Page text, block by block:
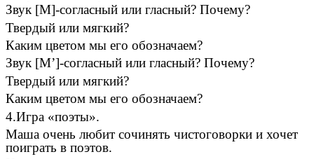
Звук [М]-согласный или гласный? Почему?
Твердый или мягкий?
Каким цветом мы его обозначаем?
Звук [М’]-согласный или гласный? Почему?
Твердый или мягкий?
Каким цветом мы его обозначаем?
4.Игра «поэты».
Маша очень любит сочинять чистоговорки и хочет
поиграть в поэтов.